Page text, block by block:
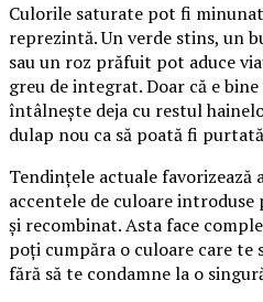
Culorile saturate pot fi
reprezintă. Un verde stins, un
sau un roz prăfuit pot aduce
greu de integrat. Doar că e
întâlnește deja cu restul
dulap nou ca să poată fi
Tendințele actuale favorizează
accentele de culoare
și recombinat. Asta face
poți cumpăra o culoare care
fără să te condamne la o